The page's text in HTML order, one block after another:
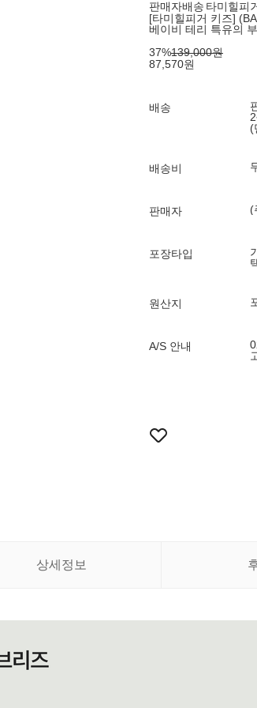
판매자배송 타미힐피
[타미힐피거 키즈]
베이비 테리 특유의
37%139,000원
87,570원
배송
(
배송비
판매자 (
포장타입
원산지
A/S 안내
상세정보